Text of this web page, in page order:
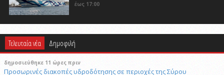
έως 17:00
Τελευταία νέα Δημοφιλή
δημοσιεύθηκε 11 ώρες πριν
Προσωρινές διακοπές υδροδότησης σε περιοχές της Σύρου